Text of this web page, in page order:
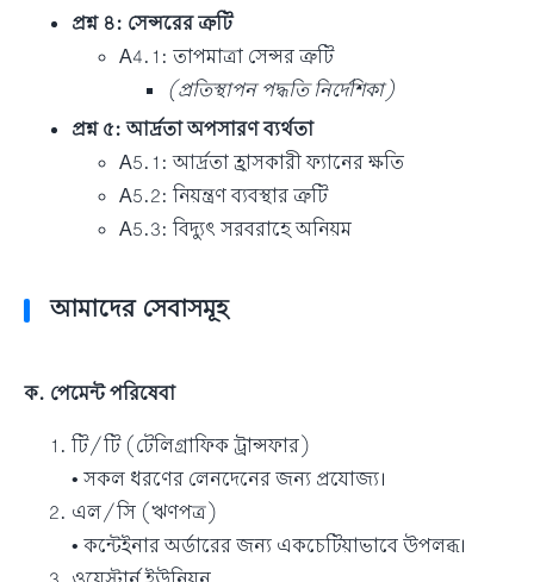
প্রশ্ন ৪: সেন্সরের ত্রুটি
A4.1: তাপমাত্রা সেন্সর ত্রুটি
(প্রতিস্থাপন পদ্ধতি নির্দেশিকা)
প্রশ্ন ৫: আর্দ্রতা অপসারণ ব্যর্থতা
A5.1: আর্দ্রতা হ্রাসকারী ফ্যানের ক্ষতি
A5.2: নিয়ন্ত্রণ ব্যবস্থার ত্রুটি
A5.3: বিদ্যুৎ সরবরাহে অনিয়ম
আমাদের সেবাসমূহ
ক. পেমেন্ট পরিষেবা
টি/টি (টেলিগ্রাফিক ট্রান্সফার)
• সকল ধরণের লেনদেনের জন্য প্রযোজ্য।
এল/সি (ঋণপত্র)
• কন্টেইনার অর্ডারের জন্য একচেটিয়াভাবে উপলব্ধ।